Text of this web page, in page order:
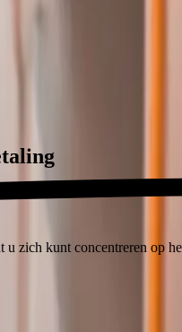
zich kunt concentreren op